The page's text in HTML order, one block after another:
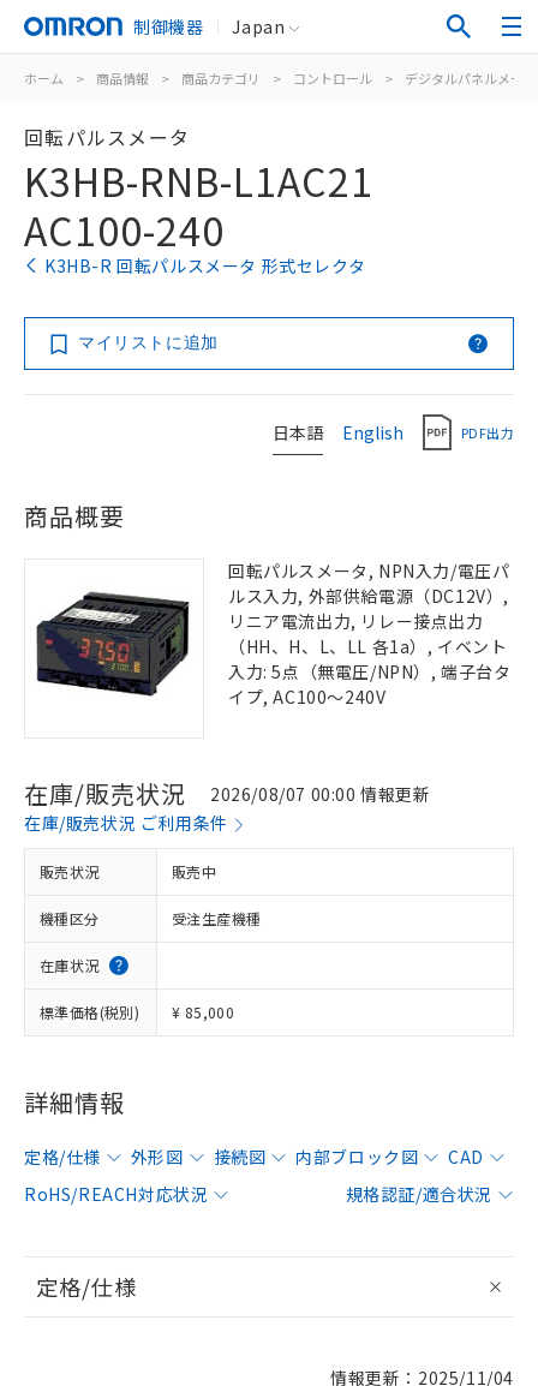
制御機器 Japan
ホーム > 商品情報 > 商品カテゴリ > コントロール > デジタルパネルメータ
回転パルスメータ
K3HB-RNB-L1AC21
AC100-240
K3HB-R 回転パルスメータ 形式セレクタ
マイリストに追加
日本語 English PDF出力
商品概要
回転パルスメータ, NPN入力/電圧パ
ルス入力, 外部供給電源（DC12V）,
リニア電流出力, リレー接点出力
（HH、H、L、LL 各1a）, イベント
入力: 5点（無電圧/NPN）, 端子台タ
イプ, AC100～240V
在庫/販売状況
2026/08/07 00:00 情報更新
在庫/販売状況 ご利用条件
販売状況 販売中
機種区分 受注生産機種
在庫状況
標準価格(税別) ¥ 85,000
詳細情報
定格/仕様 外形図 接続図 内部ブロック図
CAD
RoHS/REACH対応状況
規格認証/適合状況
定格/仕様
情報更新：2025/11/04